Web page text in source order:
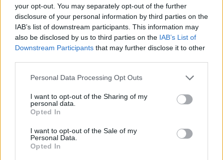
your opt-out. You may separately opt-out of the further
disclosure of your personal information by third parties on the
IAB’s list of downstream participants. This information may
also be disclosed by us to third parties on the IAB’s List of
Downstream Participants that may further disclose it to other
Please note that this website/app uses one or more Google
not limited to your visit or usage behaviour. You may click to
grant or deny consent to Google and its third-party tags to
use your data for below specified purposes in below Google
consent section.
Personal Data Processing Opt Outs
I want to opt-out of the Sharing of my
personal data.
Opted In
I want to opt-out of the Sale of my
Personal Data.
Opted In
ύστερα από πρόσκληση εκδήλωσης ενδιαφέροντος. Για
την εφαρμογή του στοιχείου i) της υποπερ. γβ) της περ.
γ) κριτήρια επιλογής συνιστούν η ιεραρχική θέση και τα
χρόνια της υπηρεσίας σε θέση στελέχους εκπαίδευσης
των περ. α) έως γ) και στ) έως κ) της παρ. 2 του άρθρου
30.
υποπερίπτωσης προτιμώνται όσοι έχουν διοικητική
εμπειρία ή, αν δεν υπάρχουν υποψήφιοι με διοικητική
εκπαιδευτική υπηρεσία. Αν δεν εκδηλωθεί ενδιαφέρον
από υποψηφίους, τα μέλη της περ. γ) ορίζονται από τους